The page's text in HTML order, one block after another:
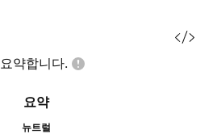
요약합니다.
요약
뉴트럴